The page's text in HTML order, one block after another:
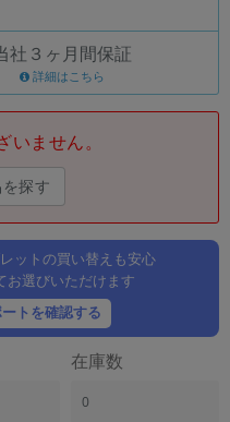
社３ヶ月間保証
詳細はこちら
ません。
探す
ットの買い替えも安心
お選びいただけます
トを確認する
在庫数
0